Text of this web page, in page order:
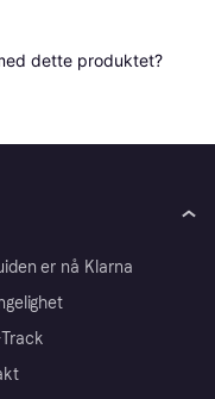
dette produktet?
er nå Klarna